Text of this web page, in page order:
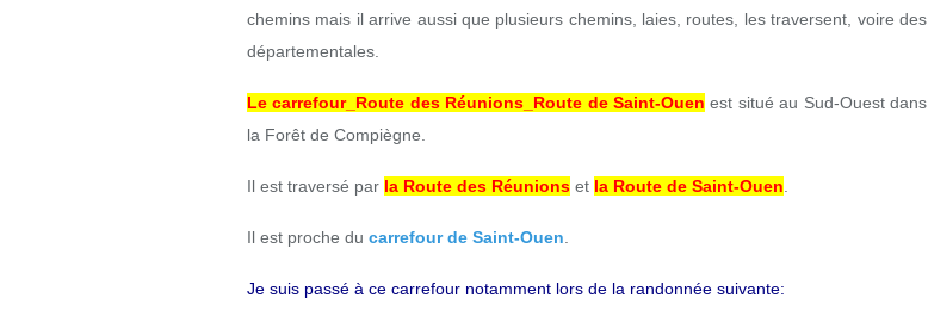
chemins mais il arrive aussi que plusieurs chemins, laies, routes, les traversent, voire des
départementales.
Le carrefour_Route des Réunions_Route de Saint-Ouen est situé au Sud-Ouest dans
la Forêt de Compiègne.
Il est traversé par la Route des Réunions et la Route de Saint-Ouen
Il est proche du carrefour de Saint-Ouen
Je suis passé à ce carrefour notamment lors de la randonnée suivante: